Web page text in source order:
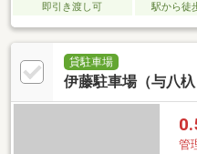
即引き渡し可 駅から徒
貸駐車場
伊藤駐車場（与八杁
管